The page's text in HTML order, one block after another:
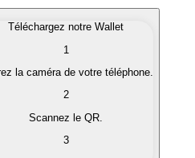
qui vous intéressent
en monnaie
Téléchargez notre Wallet
1
la caméra de votre téléphone.
2
Scannez le QR.
3